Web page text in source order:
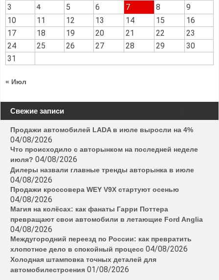
3
4 5 6 7 8
9
10
11 12 13 14 15
16
17
18 19 20 21 22
23
24
25 26 27 28 29
30
31
« Июл
Свежие записи
Продажи автомобилей LADA в июле выросли на 4%
04/08/2026
Что происходило с авторынком на последней неделе
июля? 04/08/2026
Дилеры назвали главные тренды авторынка в июле
04/08/2026
Продажи кроссовера WEY V9X стартуют осенью
04/08/2026
Магия на колёсах: как фанаты Гарри Поттера
превращают свои автомобили в летающие Ford Anglia
04/08/2026
Междугородний переезд по России: как превратить
хлопотное дело в спокойный процесс 04/08/2026
Холодная штамповка точных деталей для
автомобилестроения 01/08/2026